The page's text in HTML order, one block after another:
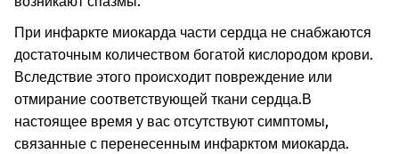
При инфаркте миокарда части сердца не снабжаются
достаточным количеством богатой кислородом крови.
Вследствие этого происходит повреждение или
отмирание соответствующей ткани сердца.В
настоящее время у вас отсутствуют симптомы,
связанные с перенесенным инфарктом миокарда.